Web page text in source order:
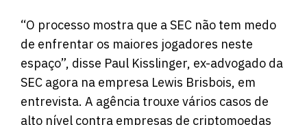
“O processo mostra que a SEC não tem medo
de enfrentar os maiores jogadores neste
espaço”, disse Paul Kisslinger, ex-advogado da
SEC agora na empresa Lewis Brisbois, em
entrevista. A agência trouxe vários casos de
alto nível contra empresas de criptomoedas